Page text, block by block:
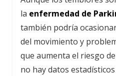
la enfermedad de
también podría
del movimiento y
que aumenta el riesgo
no hay datos